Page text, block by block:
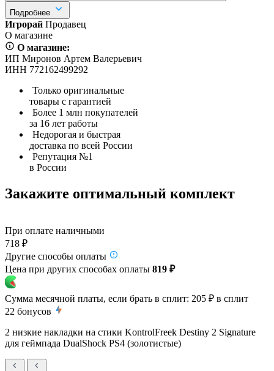
Подробнее
Игрорай Продавец
О магазине
О магазине:
ИП Миронов Артем Валерьевич
ИНН 772162499292
Только оригинальные
товары с гарантией
Более 1 млн покупателей
за 16 лет работы
Недорогая и быстрая
доставка по всей России
Репутация №1
в России
Закажите оптимальный комплект
При оплате наличными
718 ₽
Другие способы оплаты
Цена при других способах оплаты 819 ₽
Сумма месячной платы, если брать в сплит: 205 ₽ в сплит
22 бонусов
2 низкие накладки на стики KontrolFreek Destiny 2 Signature
для геймпада DualShock PS4 (золотистые)